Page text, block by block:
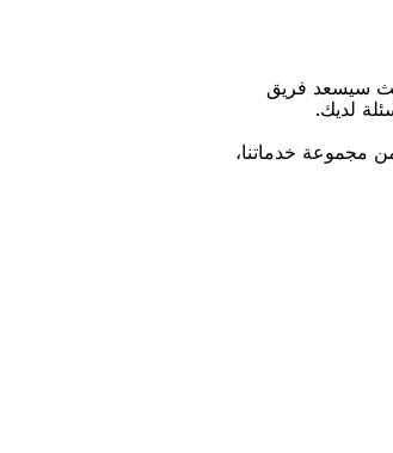
ﺳﻴﺴﻌﺪ ﻓﺮﻳﻖ
ﻟﺪﻳﻚ.
ﻣﺠﻤﻮﻋﺔ ﺧﺪﻣﺎﺗﻨﺎ،